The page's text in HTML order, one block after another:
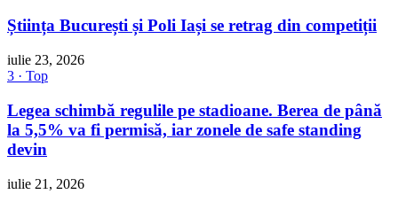
Știința București și Poli Iași se retrag din competiții
iulie 23, 2026
3 · Top
Legea schimbă regulile pe stadioane. Berea de până
la 5,5% va fi permisă, iar zonele de safe standing
devin
iulie 21, 2026